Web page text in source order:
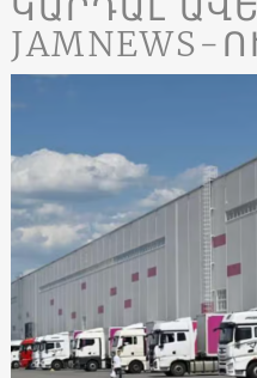
JAMNEWS-